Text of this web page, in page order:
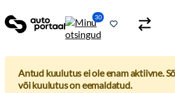
30
Antud kuulutus ei ole enam aktiivne.
või kuulutus on eemaldatud.